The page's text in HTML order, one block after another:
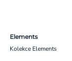
Elements
Kolekce Elements